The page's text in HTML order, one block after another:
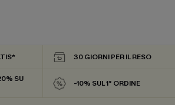
30 GIORNI PER IL RESO
SU
-10% SUL 1° ORDINE